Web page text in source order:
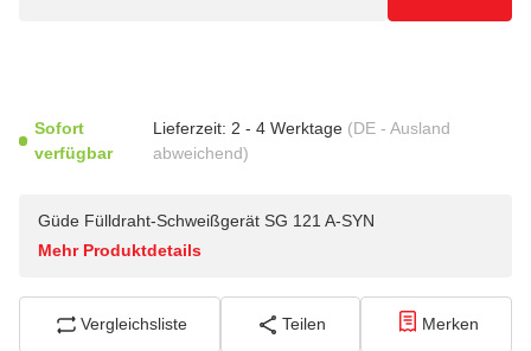
Sofort
verfügbar
Lieferzeit: 2 - 4 Werktage (DE - Ausland
abweichend)
Güde Fülldraht-Schweißgerät SG 121 A-SYN
Mehr Produktdetails
Vergleichsliste Teilen Merken